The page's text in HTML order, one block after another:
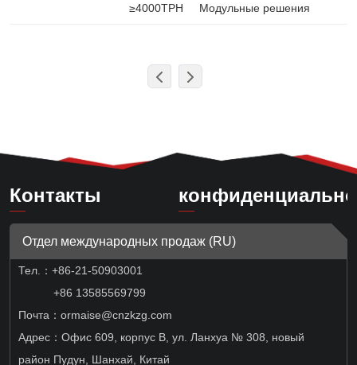
≥4000TPH Модульные решения
Контакты
Отдел международных продаж (RU)
Тел.： +86-21-50903001
+86 13585569799
Почта：ormaise@cnzkzg.com
Адрес：Офис 609, корпус B, ул. Ланхуа № 308, новый
район Пудун, Шанхай, Китай